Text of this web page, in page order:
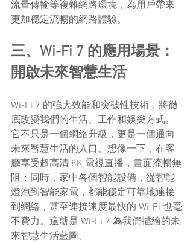
流量傳輸等複雜網路環境，為用戶帶來
更加穩定流暢的網路體驗。
三、Wi-Fi 7 的應用場景：
開啟未來智慧生活
Wi-Fi 7 的強大效能和突破性技術，將徹
底改變我們的生活、工作和娛樂方式。
它不只是一個網絡升級，更是一個通向
未來智慧生活的入口。想像一下，在客
廳享受超高清 8K 電視直播，畫面流暢無
阻；同時，家中各個智能設備，從智能
燈泡到智能家電，都能穩定可靠地連接
到網絡，甚至連接速度最快的 Wi-Fi 也毫
不費力。這就是 Wi-Fi 7 為我們描繪的未
來智慧生活藍圖。